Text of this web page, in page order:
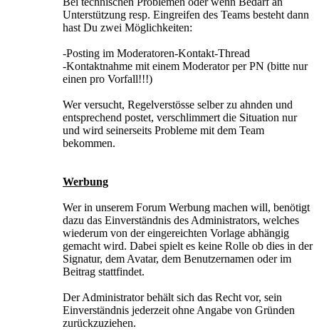
Unterstützung resp. Eingreifen des Teams besteht dann
hast Du zwei Möglichkeiten:
-Posting im Moderatoren-Kontakt-Thread
-Kontaktnahme mit einem Moderator per PN (bitte nur
einen pro Vorfall!!!)
Wer versucht, Regelverstösse selber zu ahnden und
entsprechend postet, verschlimmert die Situation nur
und wird seinerseits Probleme mit dem Team
bekommen.
Werbung
Wer in unserem Forum Werbung machen will, benötigt
dazu das Einverständnis des Administrators, welches
wiederum von der eingereichten Vorlage abhängig
gemacht wird. Dabei spielt es keine Rolle ob dies in der
Signatur, dem Avatar, dem Benutzernamen oder im
Beitrag stattfindet.
Der Administrator behält sich das Recht vor, sein
Einverständnis jederzeit ohne Angabe von Gründen
zurückzuziehen.